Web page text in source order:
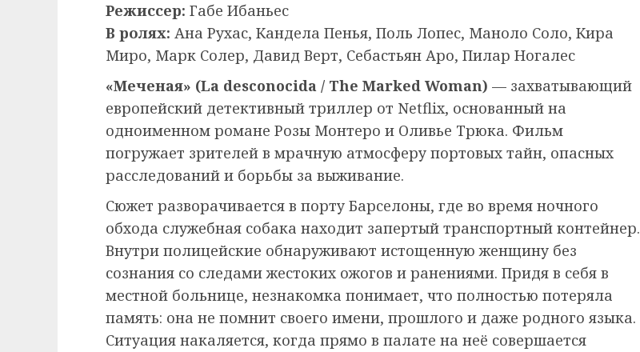
Режиссер: Габе Ибаньес
В ролях: Ана Рухас, Кандела Пенья, Поль Лопес, Маноло Соло, Кира
Миро, Марк Солер, Давид Верт, Себастьян Аро, Пилар Ногалес
«Меченая» (La desconocida / The Marked Woman) — захватывающий
европейский детективный триллер от Netflix, основанный на
одноименном романе Розы Монтеро и Оливье Трюка. Фильм
погружает зрителей в мрачную атмосферу портовых тайн, опасных
расследований и борьбы за выживание.
Сюжет разворачивается в порту Барселоны, где во время ночного
обхода служебная собака находит запертый транспортный контейнер.
Внутри полицейские обнаруживают истощенную женщину без
сознания со следами жестоких ожогов и ранениями. Придя в себя в
местной больнице, незнакомка понимает, что полностью потеряла
память: она не помнит своего имени, прошлого и даже родного языка.
Ситуация накаляется, когда прямо в палате на неё совершается